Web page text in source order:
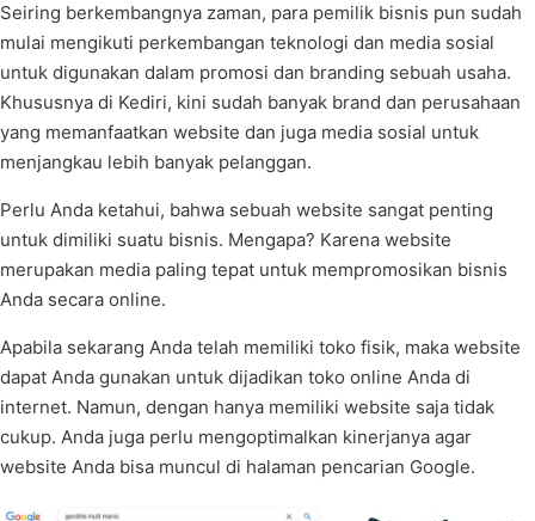
Seiring berkembangnya zaman, para pemilik bisnis pun sudah
mulai mengikuti perkembangan teknologi dan media sosial
untuk digunakan dalam promosi dan branding sebuah usaha.
Khususnya di Kediri, kini sudah banyak brand dan perusahaan
yang memanfaatkan website dan juga media sosial untuk
menjangkau lebih banyak pelanggan.
Perlu Anda ketahui, bahwa sebuah website sangat penting
untuk dimiliki suatu bisnis. Mengapa? Karena website
merupakan media paling tepat untuk mempromosikan bisnis
Anda secara online.
Apabila sekarang Anda telah memiliki toko fisik, maka website
dapat Anda gunakan untuk dijadikan toko online Anda di
internet. Namun, dengan hanya memiliki website saja tidak
cukup. Anda juga perlu mengoptimalkan kinerjanya agar
website Anda bisa muncul di halaman pencarian Google.